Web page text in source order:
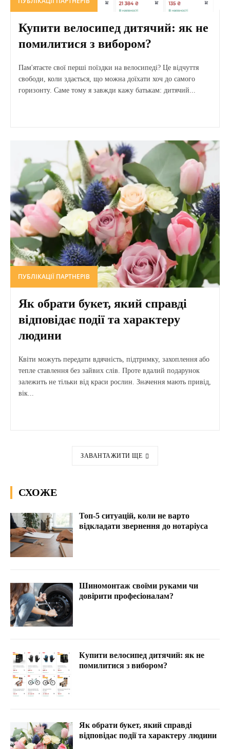
Купити велосипед дитячий: як не
помилитися з вибором?
Пам'ятаєте свої перші поїздки на велосипеді? Це відчуття
свободи, коли здається, що можна доїхати хоч до самого
горизонту. Саме тому я завжди кажу батькам: дитячий...
ПУБЛІКАЦІЇ ПАРТНЕРІВ
Як обрати букет, який справді
відповідає події та характеру
людини
Квіти можуть передати вдячність, підтримку, захоплення або
тепле ставлення без зайвих слів. Проте вдалий подарунок
залежить не тільки від краси рослин. Значення мають привід,
вік...
ЗАВАНТАЖИТИ ЩЕ
СХОЖЕ
Топ-5 ситуацій, коли не варто
відкладати звернення до нотаріуса
Шиномонтаж своїми руками чи
довірити професіоналам?
Купити велосипед дитячий: як не
помилитися з вибором?
Як обрати букет, який справді
відповідає події та характеру людини